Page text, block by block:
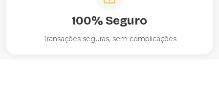
100% Seguro
Transações seguras, sem complicações